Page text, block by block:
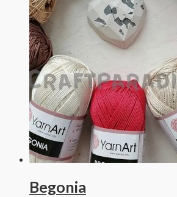
Begonia